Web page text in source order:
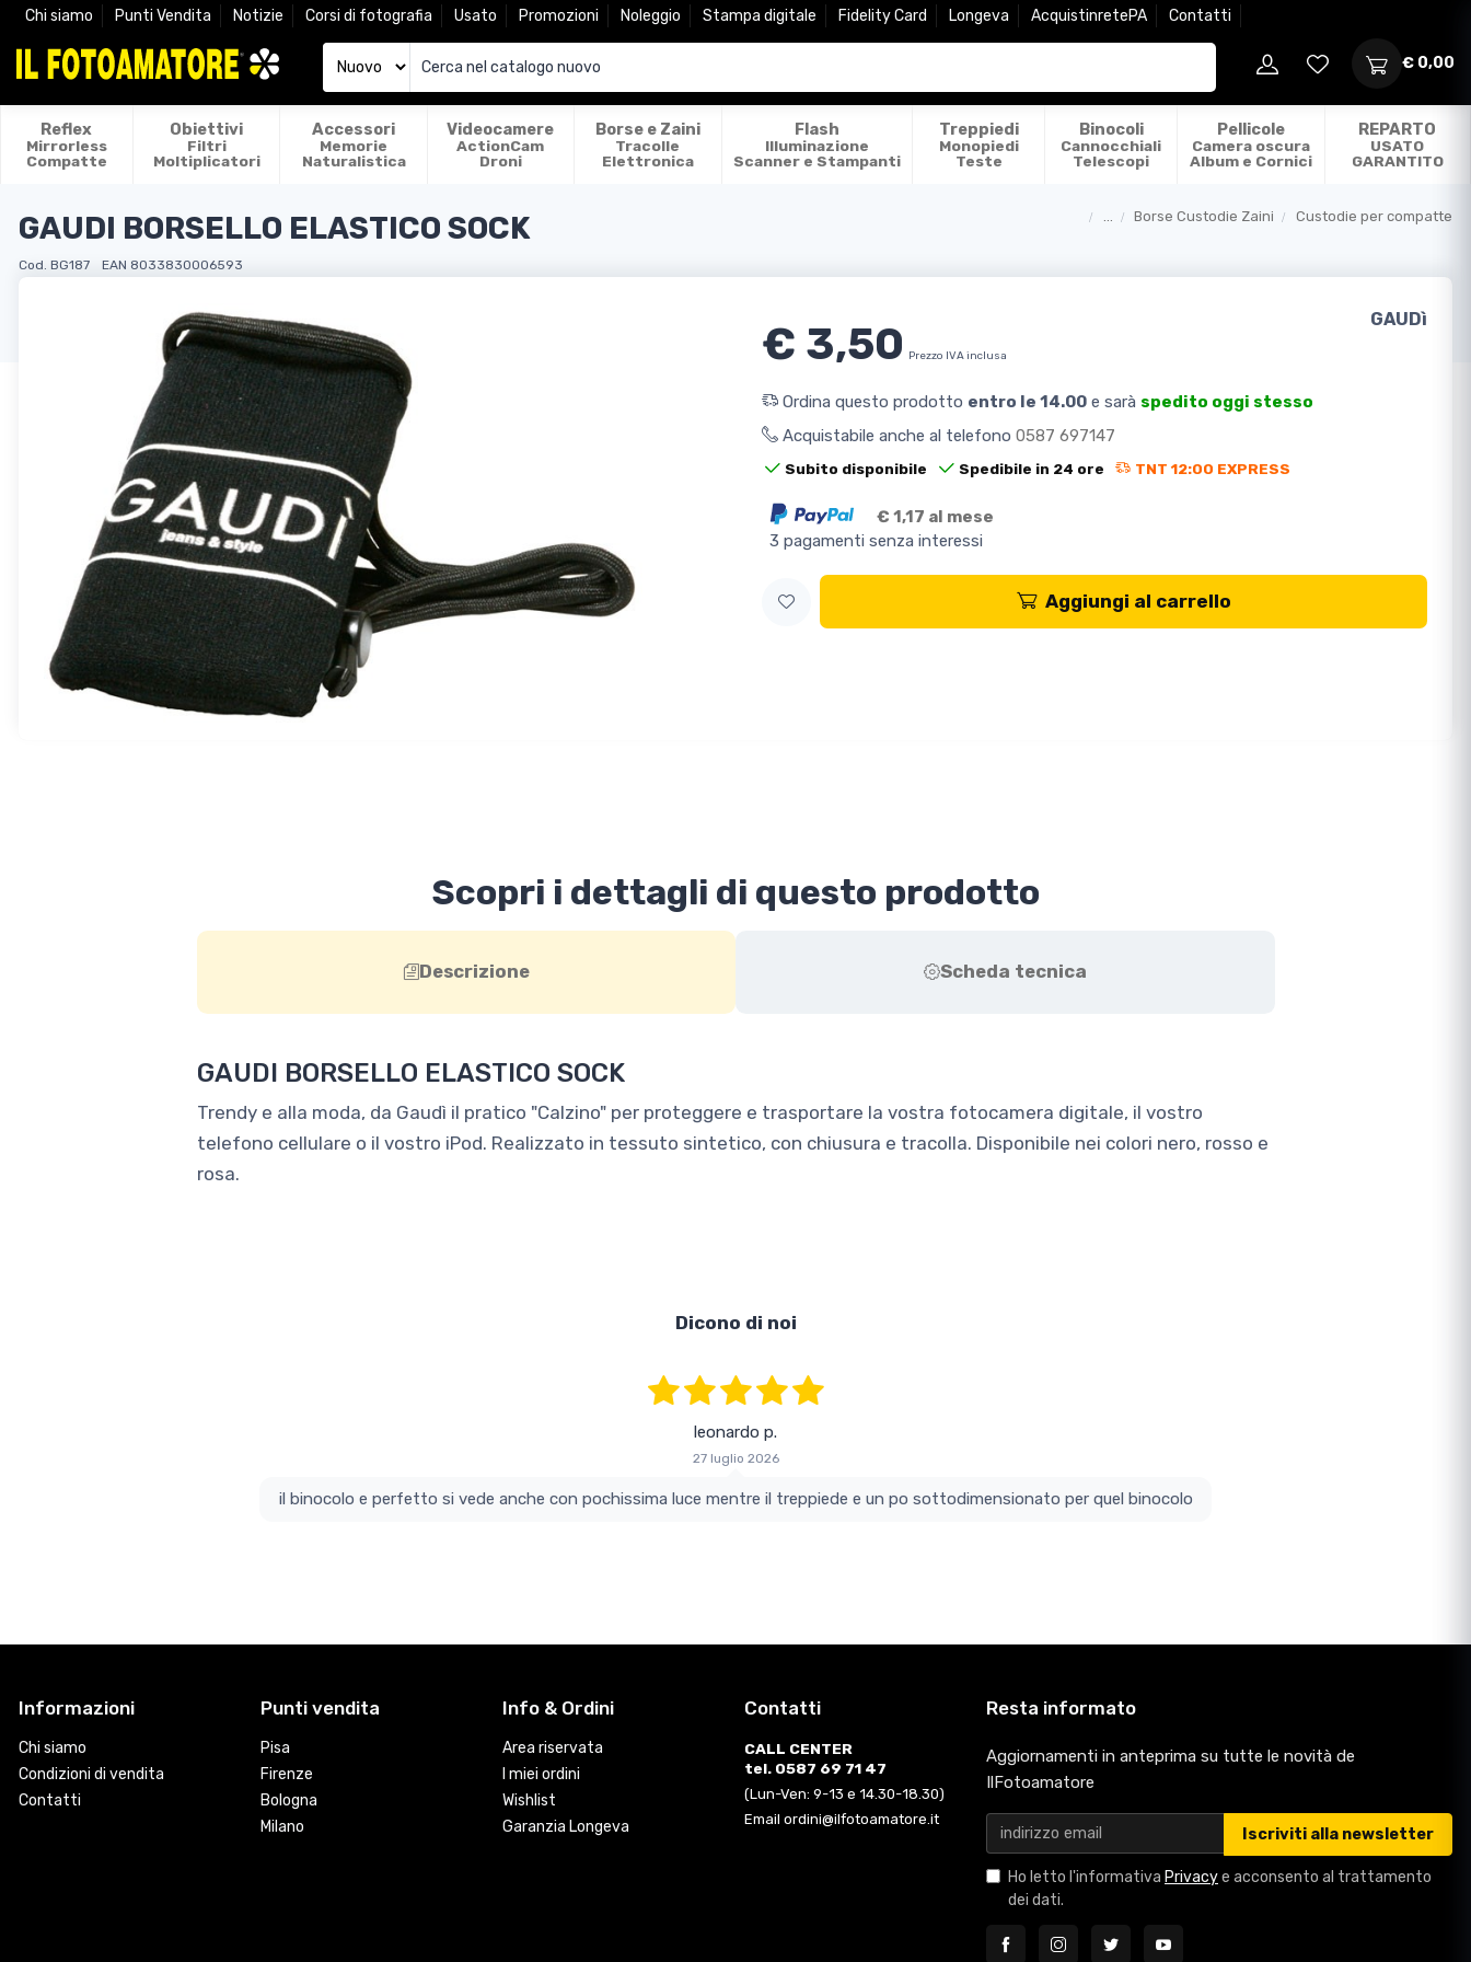
Chi siamo Punti Vendita Notizie Corsi di fotografia Usato Promozioni Noleggio Stampa digitale Fidelity Card Longeva AcquistinretePA Contatti
€ 0,00
Reflex
Mirrorless
Compatte
Obiettivi
Filtri
Moltiplicatori
Accessori
Memorie
Naturalistica
Videocamere
ActionCam
Droni
Borse e Zaini
Tracolle
Elettronica
Flash
Illuminazione
Scanner e Stampanti
Treppiedi
Monopiedi
Teste
Binocoli
Cannocchiali
Telescopi
Pellicole
Camera oscura
Album e Cornici
REPARTO
USATO
GARANTITO
Borse Custodie Zaini Custodie per compatte
GAUDI BORSELLO ELASTICO SOCK
Cod. BG187 EAN 8033830006593
GAUDì
€ 3,50 Prezzo IVA inclusa
Ordina questo prodotto entro le 14.00 e sarà spedito oggi stesso
Acquistabile anche al telefono 0587 697147
Subito disponibile Spedibile in 24 ore TNT 12:00 EXPRESS
€ 1,17 al mese
3 pagamenti senza interessi
Aggiungi al carrello
Scopri i dettagli di questo prodotto
Descrizione Scheda tecnica
GAUDI BORSELLO ELASTICO SOCK
Trendy e alla moda, da Gaudì il pratico "Calzino" per proteggere e trasportare la vostra fotocamera digitale, il vostro
telefono cellulare o il vostro iPod. Realizzato in tessuto sintetico, con chiusura e tracolla. Disponibile nei colori nero, rosso e
rosa.
Dicono di noi
leonardo p.
27 luglio 2026
il binocolo e perfetto si vede anche con pochissima luce mentre il treppiede e un po sottodimensionato per quel binocolo
Informazioni
Chi siamo
Condizioni di vendita
Contatti
Punti vendita
Pisa
Firenze
Bologna
Milano
Info & Ordini
Area riservata
I miei ordini
Wishlist
Garanzia Longeva
Contatti
CALL CENTER
tel. 0587 69 71 47
(Lun-Ven: 9-13 e 14.30-18.30)
Email ordini@ilfotoamatore.it
Resta informato
Aggiornamenti in anteprima su tutte le novità de
IlFotoamatore
Iscriviti alla newsletter
Ho letto l'informativa Privacye acconsento al trattamento
dei dati.